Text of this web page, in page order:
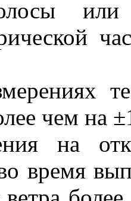
чем на
на
время